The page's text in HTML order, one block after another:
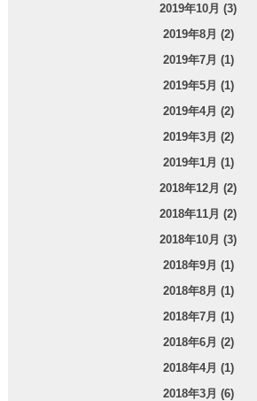
2019年10月 (3)
2019年8月 (2)
2019年7月 (1)
2019年5月 (1)
2019年4月 (2)
2019年3月 (2)
2019年1月 (1)
2018年12月 (2)
2018年11月 (2)
2018年10月 (3)
2018年9月 (1)
2018年8月 (1)
2018年7月 (1)
2018年6月 (2)
2018年4月 (1)
2018年3月 (6)